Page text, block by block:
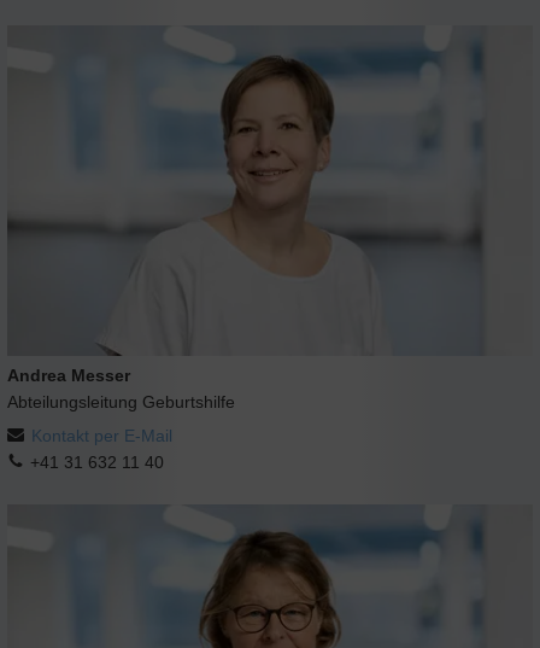
Andrea Messer
Abteilungsleitung Geburtshilfe
Kontakt per E-Mail
+41 31 632 11 40